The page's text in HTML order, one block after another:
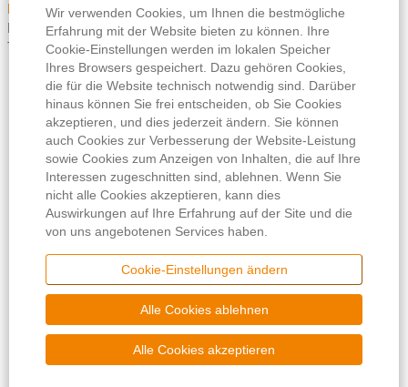
Wir verwenden Cookies, um Ihnen die bestmögliche
Erfahrung mit der Website bieten zu können. Ihre
Cookie-Einstellungen werden im lokalen Speicher
Ihres Browsers gespeichert. Dazu gehören Cookies,
die für die Website technisch notwendig sind. Darüber
hinaus können Sie frei entscheiden, ob Sie Cookies
akzeptieren, und dies jederzeit ändern. Sie können
auch Cookies zur Verbesserung der Website-Leistung
sowie Cookies zum Anzeigen von Inhalten, die auf Ihre
Interessen zugeschnitten sind, ablehnen. Wenn Sie
nicht alle Cookies akzeptieren, kann dies
Auswirkungen auf Ihre Erfahrung auf der Site und die
von uns angebotenen Services haben.
Cookie-Einstellungen ändern
Alle Cookies ablehnen
Alle Cookies akzeptieren
Reporting m/w/d
Frankfurt am Main, DE
Transaction Banking
Impressum
Rechtliche Hinweise
Compliance
Datenschutzhinweise für Bewerber